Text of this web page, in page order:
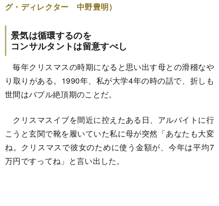
グ・ディレクター 中野豊明）
景気は循環するのを
コンサルタントは留意すべし
毎年クリスマスの時期になると思い出す母との滑稽なや
り取りがある。1990年、私が大学4年の時の話で、折しも
世間はバブル絶頂期のことだ。
クリスマスイブを間近に控えたある日、アルバイトに行
こうと玄関で靴を履いていた私に母が突然「あなたも大変
ね。クリスマスで彼女のために使う金額が、今年は平均7
万円ですってね」と言い出した。